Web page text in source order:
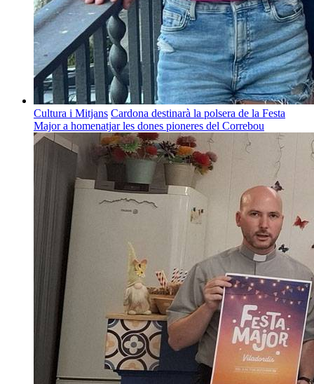
Cultura i Mitjans Cardona destinarà la polsera de la Festa
Major a homenatjar les dones pioneres del Correbou